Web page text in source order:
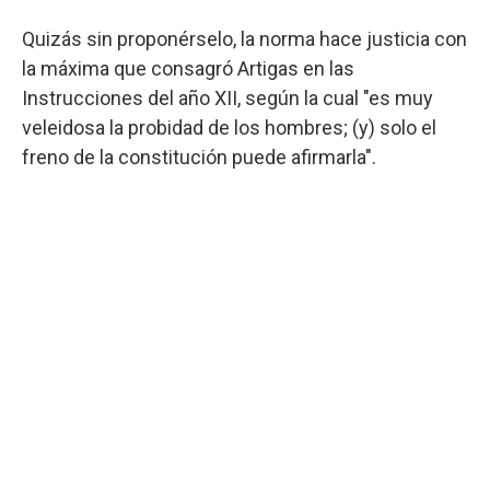
Quizás sin proponérselo, la norma hace justicia con
la máxima que consagró Artigas en las
Instrucciones del año XII, según la cual "es muy
veleidosa la probidad de los hombres; (y) solo el
freno de la constitución puede afirmarla".